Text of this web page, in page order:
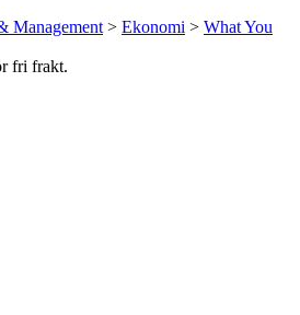
Management > Ekonomi > What You
fri frakt.